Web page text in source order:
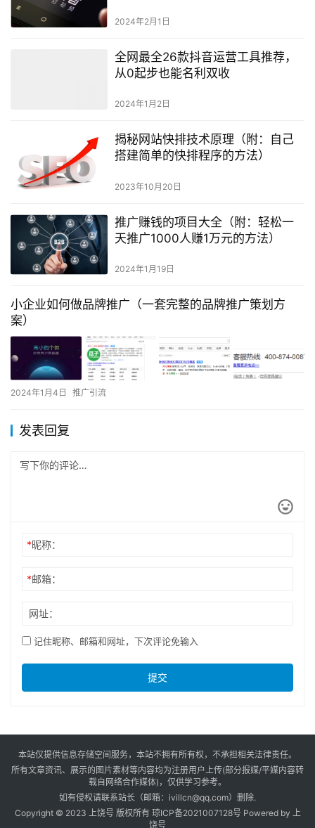
2024年2月1日
全网最全26款抖音运营工具推荐，
从0起步也能名利双收
2024年1月2日
揭秘网站快排技术原理（附：自己
搭建简单的快排程序的方法）
2023年10月20日
推广赚钱的项目大全（附：轻松一
天推广1000人赚1万元的方法）
2024年1月19日
小企业如何做品牌推广（一套完整的品牌推广策划方
案）
2024年1月4日 推广引流
发表回复
*昵称：
*邮箱：
网址：
记住昵称、邮箱和网址，下次评论免输入
提交
本站仅提供信息存储空间服务，本站不拥有所有权，不承担相关法律责任。
所有文章资讯、展示的图片素材等内容均为注册用户上传(部分报媒/平媒内容转
载自网络合作媒体)，仅供学习参考。
如有侵权请联系站长（邮箱：ivillcn@qq.com）删除.
Copyright © 2023 上饶号 版权所有 琼ICP备2021007128号 Powered by 上
饶号